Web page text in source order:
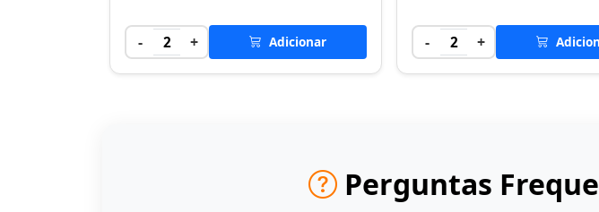
- 2 + Adicionar - 2 +
Perguntas